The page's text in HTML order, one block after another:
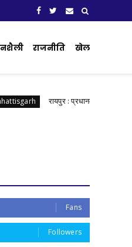
राजनीति खेल
रायपुर : प्रधानमंत्री आवास योजना से साकार
Fans
Followers